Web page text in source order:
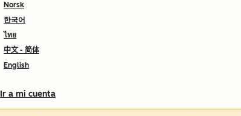
Norsk
한국어
ไทย
中文 - 简体
English
Ir a mi cuenta